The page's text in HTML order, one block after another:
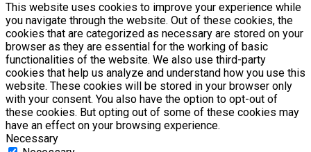
This website uses cookies to improve your experience while
you navigate through the website. Out of these cookies, the
cookies that are categorized as necessary are stored on your
browser as they are essential for the working of basic
functionalities of the website. We also use third-party
cookies that help us analyze and understand how you use this
website. These cookies will be stored in your browser only
with your consent. You also have the option to opt-out of
these cookies. But opting out of some of these cookies may
have an effect on your browsing experience.
Necessary